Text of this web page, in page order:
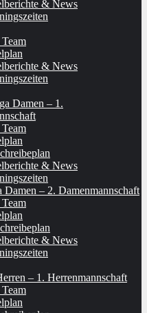
& News
& News
Damen – 1.
& News
Damen – 2. Damenmannschaft
& News
– 1. Herrenmannschaft